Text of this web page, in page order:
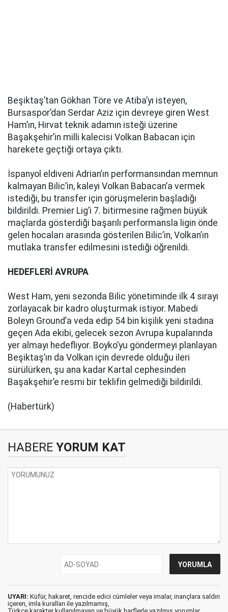
Beşiktaş’tan Gökhan Töre ve Atiba’yı isteyen,
Bursaspor’dan Serdar Aziz için devreye giren West
Ham’ın, Hırvat teknik adamın isteği üzerine
Başakşehir’in milli kalecisi Volkan Babacan için
harekete geçtiği ortaya çıktı.
İspanyol eldiveni Adrian’ın performansından memnun
kalmayan Bilic’in, kaleyi Volkan Babacan’a vermek
istediği, bu transfer için görüşmelerin başladığı
bildirildi. Premier Lig’i 7. bitirmesine rağmen büyük
maçlarda gösterdiği başarılı performansla ligin önde
gelen hocaları arasında gösterilen Bilic’in, Volkan’ın
mutlaka transfer edilmesini istediği öğrenildi.
HEDEFLERİ AVRUPA
West Ham, yeni sezonda Bilic yönetiminde ilk 4 sırayı
zorlayacak bir kadro oluşturmak istiyor. Mabedi
Boleyn Ground’a veda edip 54 bin kişilik yeni stadına
geçen Ada ekibi, gelecek sezon Avrupa kupalarında
yer almayı hedefliyor. Boyko’yu göndermeyi planlayan
Beşiktaş’ın da Volkan için devrede olduğu ileri
sürülürken, şu ana kadar Kartal cephesinden
Başakşehir’e resmi bir teklifin gelmediği bildirildi.
(Habertürk)
HABERE YORUM KAT
UYARI: Küfür, hakaret, rencide edici cümleler veya imalar, inançlara saldırı
içeren, imla kuralları ile yazılmamış,